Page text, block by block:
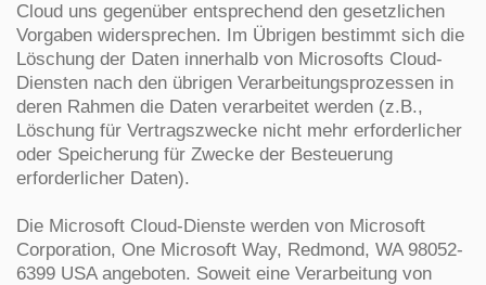
Cloud uns gegenüber entsprechend den gesetzlichen
Vorgaben widersprechen. Im Übrigen bestimmt sich die
Löschung der Daten innerhalb von Microsofts Cloud-
Diensten nach den übrigen Verarbeitungsprozessen in
deren Rahmen die Daten verarbeitet werden (z.B.,
Löschung für Vertragszwecke nicht mehr erforderlicher
oder Speicherung für Zwecke der Besteuerung
erforderlicher Daten).
Die Microsoft Cloud-Dienste werden von Microsoft
Corporation, One Microsoft Way, Redmond, WA 98052-
6399 USA angeboten. Soweit eine Verarbeitung von